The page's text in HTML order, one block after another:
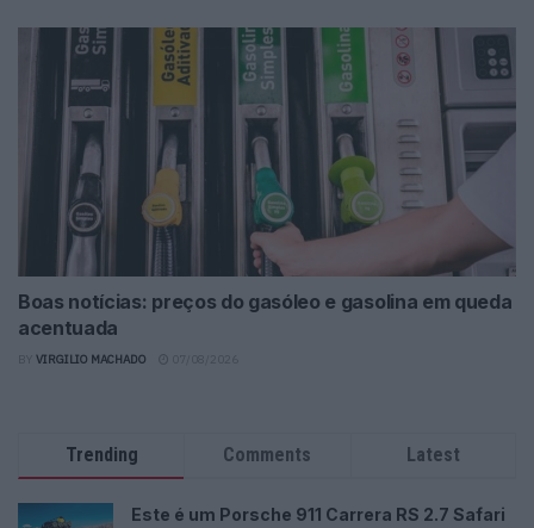
Boas notícias: preços do gasóleo e gasolina em queda
acentuada
VIRGILIO MACHADO
Trending Comments Latest
Este é um Porsche 911 Carrera RS 2.7 Safari